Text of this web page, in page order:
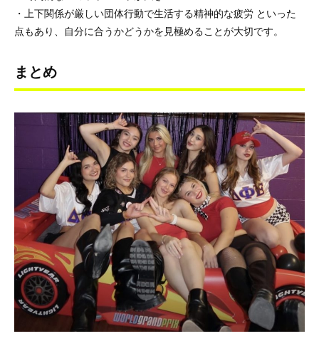
・上下関係が厳しい団体行動で生活する精神的な疲労 といった
点もあり、自分に合うかどうかを見極めることが大切です。
まとめ